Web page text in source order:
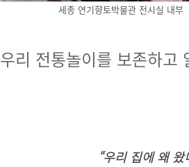
세종 연기향토박물관 전시실 내부
우리 전통놀이를 보존하고
“우리 집에 왜